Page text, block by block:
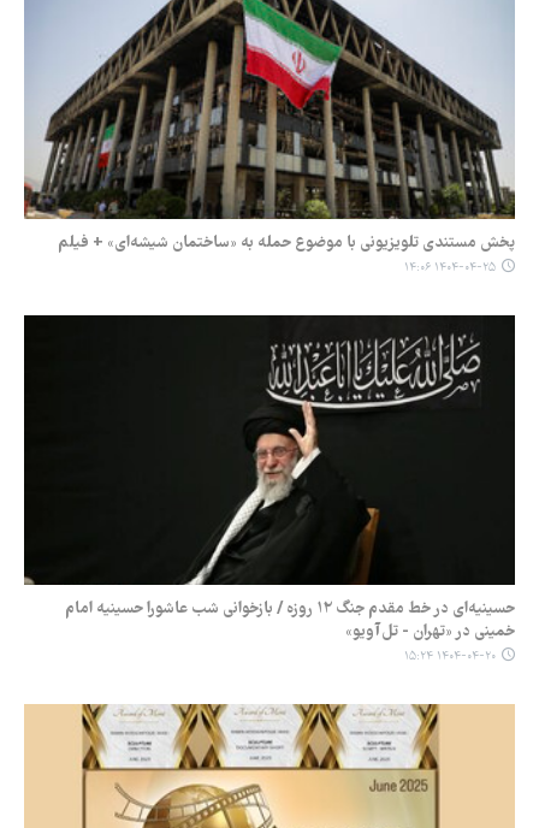
پخش مستندی تلویزیونی با موضوع حمله به «ساختمان شیشه‌ای» + فیلم
۱۴۰۴-۰۴-۲۵ ۱۴:۰۶
حسینیه‌ای در خط مقدم جنگ ۱۲ روزه / بازخوانی شب عاشورا حسینیه امام
خمینی در «تهران - تل‌آویو»
۱۴۰۴-۰۴-۲۰ ۱۵:۲۴